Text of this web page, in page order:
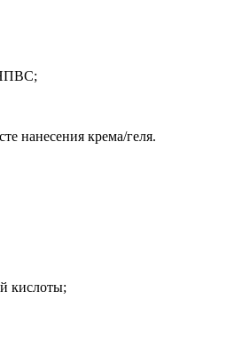
НПВС;
нанесения крема/геля.
кислоты;